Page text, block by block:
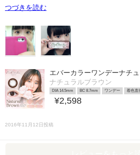
つづきを読む
エバーカラーワンデーナチ
ナチュラルブラウン
DIA 14.5mm BC 8.7mm ワンデー 着色直
¥2,598
2016年11月12日投稿